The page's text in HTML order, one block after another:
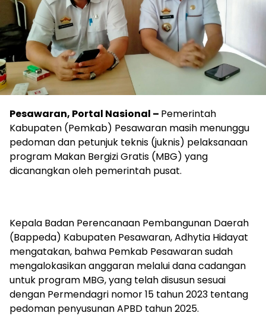
Pesawaran, Portal Nasional – Pemerintah
Kabupaten (Pemkab) Pesawaran masih menunggu
pedoman dan petunjuk teknis (juknis) pelaksanaan
program Makan Bergizi Gratis (MBG) yang
dicanangkan oleh pemerintah pusat.
Kepala Badan Perencanaan Pembangunan Daerah
(Bappeda) Kabupaten Pesawaran, Adhytia Hidayat
mengatakan, bahwa Pemkab Pesawaran sudah
mengalokasikan anggaran melalui dana cadangan
untuk program MBG, yang telah disusun sesuai
dengan Permendagri nomor 15 tahun 2023 tentang
pedoman penyusunan APBD tahun 2025.